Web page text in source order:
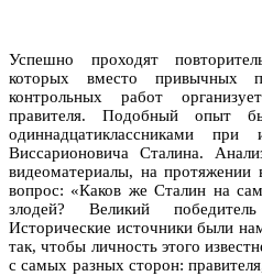
Успешно проходят
которых вместо привычных
контрольных работ
правителя. Подобный опыт
одиннадцатиклассниками
Виссарионовича Сталина.
видеоматериалы, на протяжении
вопрос: «Каков же Сталин на
злодей? Великий
Исторические источники были
так, чтобы личность этого
с самых разных сторон: